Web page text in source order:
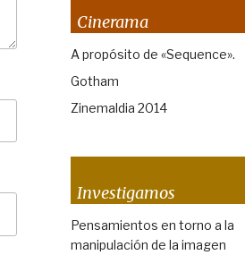
Cinerama
A propósito de «Sequence».
Gotham
Zinemaldia 2014
Investigamos
Pensamientos en torno a la
manipulación de la imagen